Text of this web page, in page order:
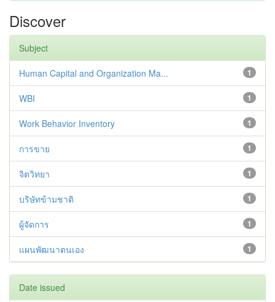
Discover
Subject
1
Human Capital and Organization Ma...
1
WBI
1
Work Behavior Inventory
1
การขาย
1
จิตวิทยา
1
บริษัทข้ามชาติ
1
ผู้จัดการ
1
แผนพัฒนาตนเอง
Date issued